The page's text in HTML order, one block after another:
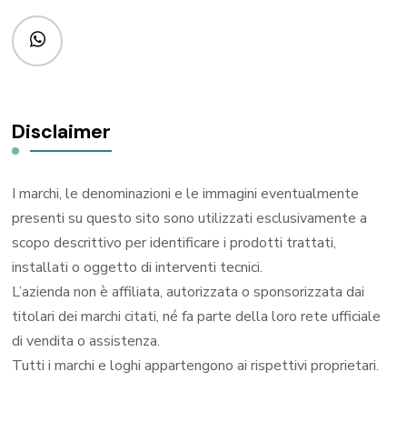
Disclaimer
I marchi, le denominazioni e le immagini eventualmente
presenti su questo sito sono utilizzati esclusivamente a
scopo descrittivo per identificare i prodotti trattati,
installati o oggetto di interventi tecnici.
L’azienda non è affiliata, autorizzata o sponsorizzata dai
titolari dei marchi citati, né fa parte della loro rete ufficiale
di vendita o assistenza.
Tutti i marchi e loghi appartengono ai rispettivi proprietari.